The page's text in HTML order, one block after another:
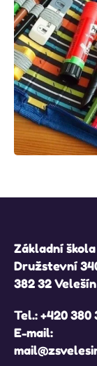
Základní
Družstevní
382 32 Velešín
Tel.:+420 380
E-mail: